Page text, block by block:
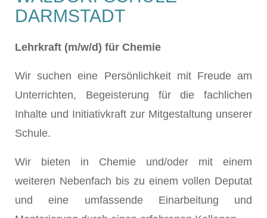
DARMSTADT
Lehrkraft (m/w/d) für Chemie
Wir suchen eine Persönlichkeit mit Freude am
Unterrichten, Begeisterung für die fachlichen
Inhalte und Initiativkraft zur Mitgestaltung unserer
Schule.
Wir bieten in Chemie und/oder mit einem
weiteren Nebenfach bis zu einem vollen Deputat
und eine umfassende Einarbeitung und